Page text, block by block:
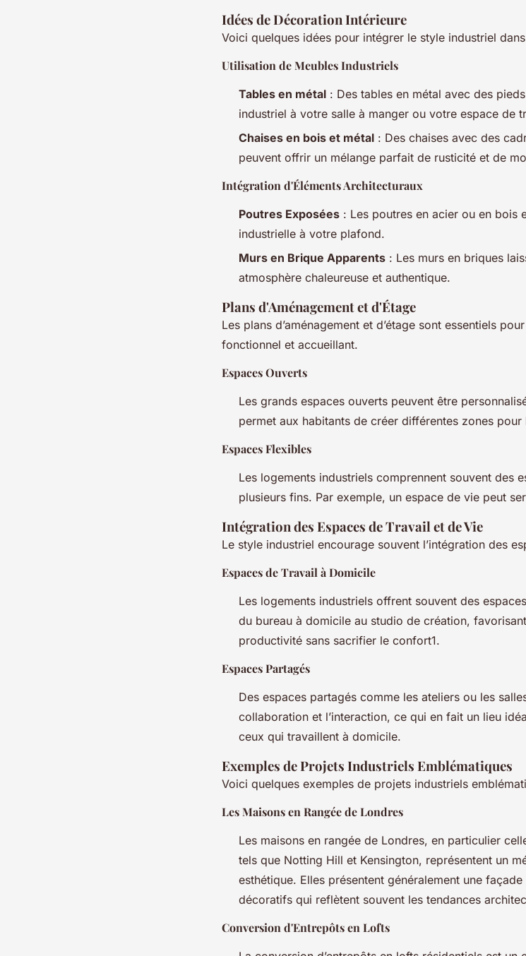
Idées de Décoration Intérieure
Voici quelques idées pour intégrer le style industriel
Utilisation de Meubles Industriels
Tables en métal : Des tables en métal avec des
industriel à votre salle à manger ou votre espace de
Chaises en bois et métal : Des chaises avec des
peuvent offrir un mélange parfait de rusticité et de
Intégration d'Éléments Architecturaux
Poutres Exposées : Les poutres en acier ou en bois
industrielle à votre plafond.
Murs en Brique Apparents : Les murs en briques
atmosphère chaleureuse et authentique.
Plans d'Aménagement et d'Étage
Les plans d’aménagement et d’étage sont essentiels
fonctionnel et accueillant.
Espaces Ouverts
Les grands espaces ouverts peuvent être
permet aux habitants de créer différentes zones
Espaces Flexibles
Les logements industriels comprennent souvent des
plusieurs fins. Par exemple, un espace de vie peut
Intégration des Espaces de Travail et de Vie
Le style industriel encourage souvent l’intégration des
Espaces de Travail à Domicile
Les logements industriels offrent souvent des
du bureau à domicile au studio de création,
productivité sans sacrifier le confort1.
Espaces Partagés
Des espaces partagés comme les ateliers ou les
collaboration et l’interaction, ce qui en fait un lieu
ceux qui travaillent à domicile.
Exemples de Projets Industriels Emblématiques
Voici quelques exemples de projets industriels
Les Maisons en Rangée de Londres
Les maisons en rangée de Londres, en particulier
tels que Notting Hill et Kensington, représentent un
esthétique. Elles présentent généralement une
décoratifs qui reflètent souvent les tendances
Conversion d'Entrepôts en Lofts